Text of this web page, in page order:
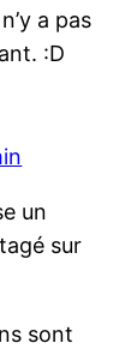
a pas
:D
un
sur
sont